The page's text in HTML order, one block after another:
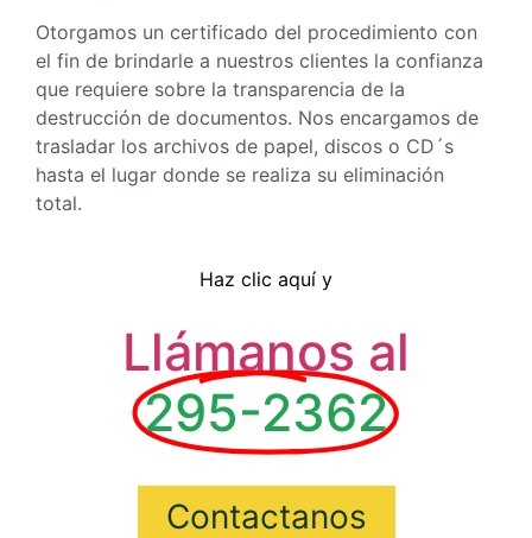
Otorgamos un certificado del procedimiento con
el fin de brindarle a nuestros clientes la confianza
que requiere sobre la transparencia de la
destrucción de documentos. Nos encargamos de
trasladar los archivos de papel, discos o CD´s
hasta el lugar donde se realiza su eliminación
total.
Haz clic aquí y
Llámanos al
295-2362
Contactanos